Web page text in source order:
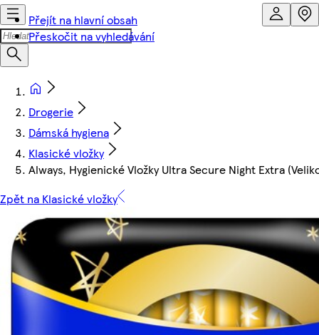
Přejít na hlavní obsah
Přeskočit na vyhledávání
Drogerie
Dámská hygiena
Klasické vložky
Always, Hygienické Vložky Ultra Secure Night Extra
Zpět na Klasické vložky